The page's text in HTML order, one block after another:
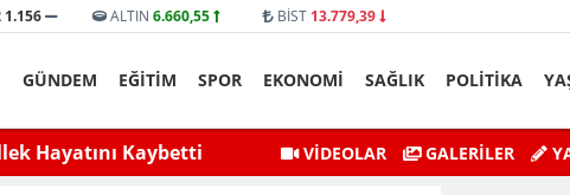
1.156 ALTIN 6.660,55 BİST 13.779,39
GÜNDEM EĞİTİM SPOR EKONOMİ SAĞLIK POLİTİKA
Mahsur Kalan Genç
Kurtarıldı
Siirt Valisi ve Belediye Başkan Vekili
VİDEOLAR GALERİLER